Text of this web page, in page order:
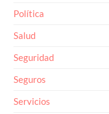
Política
Salud
Seguridad
Seguros
Servicios